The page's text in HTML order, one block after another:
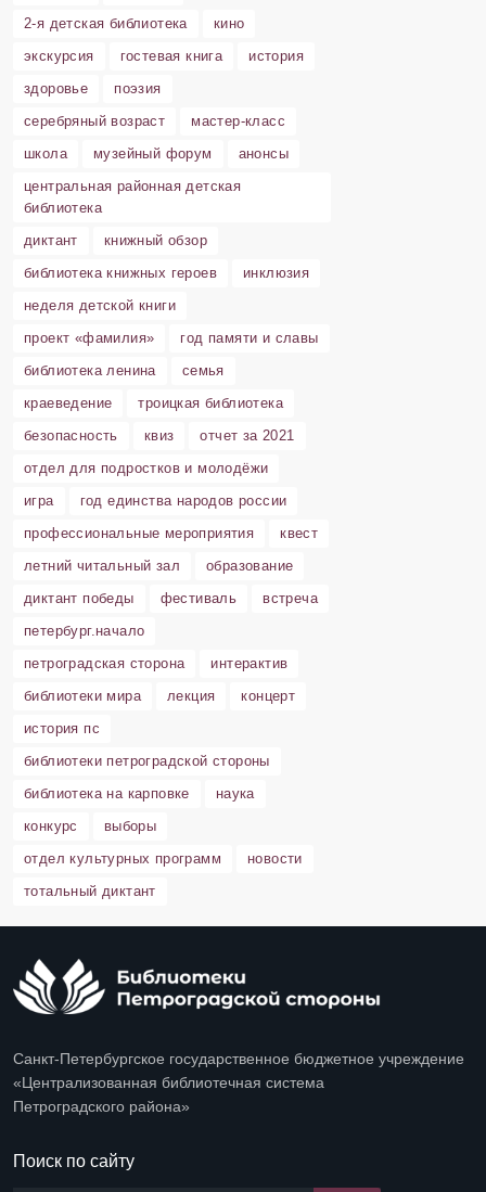
2-я детская библиотека
кино
экскурсия
гостевая книга
история
здоровье
поэзия
серебряный возраст
мастер-класс
школа
музейный форум
анонсы
центральная районная детская
библиотека
диктант
книжный обзор
библиотека книжных героев
инклюзия
неделя детской книги
проект «фамилия»
год памяти и славы
библиотека ленина
семья
краеведение
троицкая библиотека
безопасность
квиз
отчет за 2021
отдел для подростков и молодёжи
игра
год единства народов россии
профессиональные мероприятия
квест
летний читальный зал
образование
диктант победы
фестиваль
встреча
петербург.начало
петроградская сторона
интерактив
библиотеки мира
лекция
концерт
история пс
библиотеки петроградской стороны
библиотека на карповке
наука
конкурс
выборы
отдел культурных программ
новости
тотальный диктант
Санкт-Петербургское государственное бюджетное учреждение
«Централизованная библиотечная система
Петроградского района»
Поиск по сайту